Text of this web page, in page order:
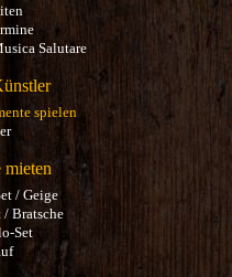
Salutare
spielen
mieten
/ Geige
Bratsche
Set